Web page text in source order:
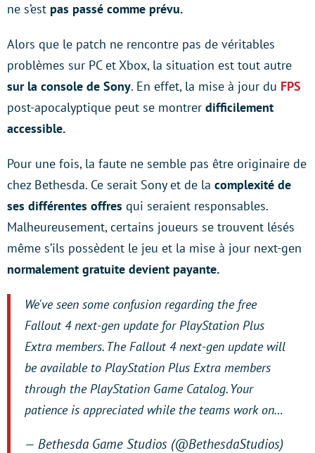
ne s’est pas passé comme prévu.
Alors que le patch ne rencontre pas de véritables
problèmes sur PC et Xbox, la situation est tout autre
sur la console de Sony. En effet, la mise à jour du FPS
post-apocalyptique peut se montrer difficilement
accessible.
Pour une fois, la faute ne semble pas être originaire de
chez Bethesda. Ce serait Sony et de la complexité de
ses différentes offres qui seraient responsables.
Malheureusement, certains joueurs se trouvent lésés
même s’ils possèdent le jeu et la mise à jour next-gen
normalement gratuite devient payante.
We've seen some confusion regarding the free
Fallout 4 next-gen update for PlayStation Plus
Extra members. The Fallout 4 next-gen update will
be available to PlayStation Plus Extra members
through the PlayStation Game Catalog. Your
patience is appreciated while the teams work on…
— Bethesda Game Studios (@BethesdaStudios)